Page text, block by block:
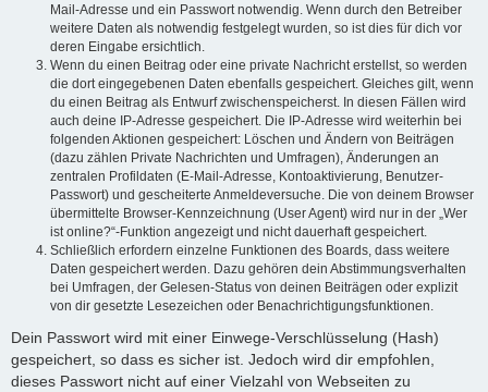
Mail-Adresse und ein Passwort notwendig. Wenn durch den Betreiber
weitere Daten als notwendig festgelegt wurden, so ist dies für dich vor
deren Eingabe ersichtlich.
Wenn du einen Beitrag oder eine private Nachricht erstellst, so werden
die dort eingegebenen Daten ebenfalls gespeichert. Gleiches gilt, wenn
du einen Beitrag als Entwurf zwischenspeicherst. In diesen Fällen wird
auch deine IP-Adresse gespeichert. Die IP-Adresse wird weiterhin bei
folgenden Aktionen gespeichert: Löschen und Ändern von Beiträgen
(dazu zählen Private Nachrichten und Umfragen), Änderungen an
zentralen Profildaten (E-Mail-Adresse, Kontoaktivierung, Benutzer-
Passwort) und gescheiterte Anmeldeversuche. Die von deinem Browser
übermittelte Browser-Kennzeichnung (User Agent) wird nur in der „Wer
ist online?“-Funktion angezeigt und nicht dauerhaft gespeichert.
Schließlich erfordern einzelne Funktionen des Boards, dass weitere
Daten gespeichert werden. Dazu gehören dein Abstimmungsverhalten
bei Umfragen, der Gelesen-Status von deinen Beiträgen oder explizit
von dir gesetzte Lesezeichen oder Benachrichtigungsfunktionen.
Dein Passwort wird mit einer Einwege-Verschlüsselung (Hash)
gespeichert, so dass es sicher ist. Jedoch wird dir empfohlen,
dieses Passwort nicht auf einer Vielzahl von Webseiten zu